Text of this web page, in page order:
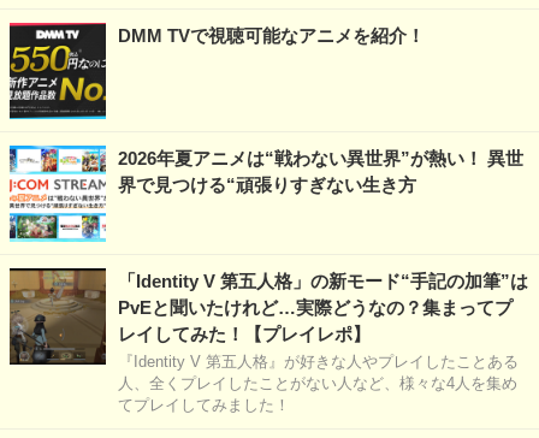
DMM TVで視聴可能なアニメを紹介！
2026年夏アニメは“戦わない異世界”が熱い！ 異世
界で見つける“頑張りすぎない生き方
「Identity V 第五人格」の新モード“手記の加筆”は
PvEと聞いたけれど…実際どうなの？集まってプ
レイしてみた！【プレイレポ】
『Identity V 第五人格』が好きな人やプレイしたことある
人、全くプレイしたことがない人など、様々な4人を集め
てプレイしてみました！